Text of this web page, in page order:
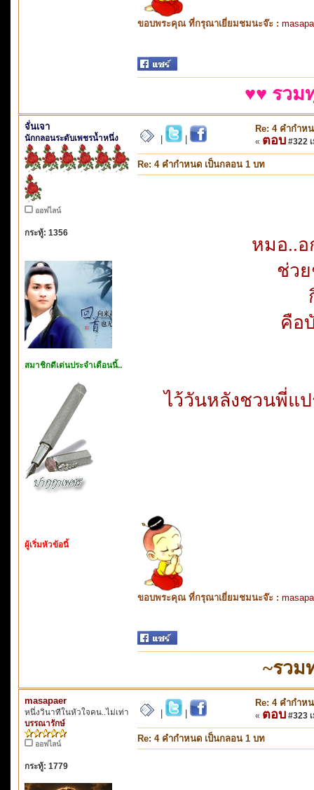
ขอบพระคุณ ที่กรุณาเยี่ยมชมนะจ๊ะ :
♥♥ รวม
จั่นเจา
นักกลอนระดับเพชรน้ำหนึ่ง
ออฟไลน์
กระทู้: 1356
สมาชิกดีเด่นประจำเดือนนี้..
ผู้เริ่มหัวข้อนี้
Re: 4 คำกำห
« ตอบ #322
Re: 4 คำกำหนด เป็นกลอน 1 บท
หมอ..อ
ช่ว
คือ
ไว้วันหลังชวนพี่แ
ขอบพระคุณ ที่กรุณาเยี่ยมชมนะจ๊ะ :
~รวม
masapaer
หนึ่งวินาทีในหัวใจคน..ไม่เท่า
บรรณารักษ์
ออฟไลน์
กระทู้: 1779
Re: 4 คำกำห
« ตอบ #323
Re: 4 คำกำหนด เป็นกลอน 1 บท